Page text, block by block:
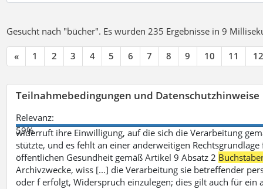
Gesucht nach "bücher". Es wurden 235 Ergebnisse in 9
« 1 2 3 4 5 6 7 8 9 10 11 12
Teilnahmebedingungen und Datenschutzhinweise
Relevanz:
59%
widerruft ihre Einwilligung, auf die sich die Verarbeitung
stützte, und es fehlt an einer anderweitigen
öffentlichen Gesundheit gemäß Artikel 9 Absatz 2
Archivzwecke, wiss [...] die Verarbeitung sie betreffender
oder f erfolgt, Widerspruch einzulegen; dies gilt auch für ein